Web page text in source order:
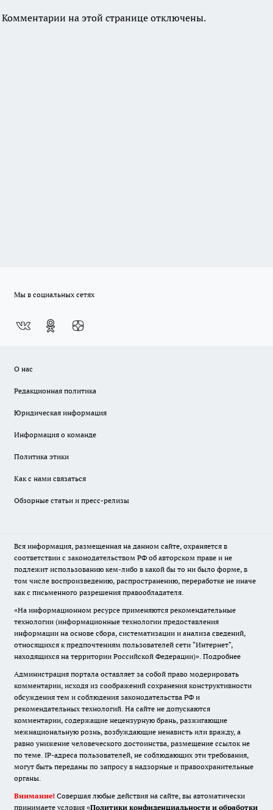
Комментарии на этой странице отключены.
Мы в социальных сетях
О нас
Редакционная политика
Юридическая информация
Информация о команде
Политика этики
Как с нами связаться
Обзорные статьи и пресс-релизы
Вся информация, размещенная на данном сайте, охраняется в
соответствии с законодательством РФ об авторском праве и не
подлежит использованию кем-либо в какой бы то ни было форме, в
том числе воспроизведению, распространению, переработке не иначе
как с письменного разрешения правообладателя.
«На информационном ресурсе применяются рекомендательные
технологии (информационные технологии предоставления
информации на основе сбора, систематизации и анализа сведений,
относящихся к предпочтениям пользователей сети "Интернет",
находящихся на территории Российской Федерации)». Подробнее
Администрация портала оставляет за собой право модерировать
комментарии, исходя из соображений сохранения конструктивности
обсуждения тем и соблюдения законодательства РФ и
рекомендательных технологий. На сайте не допускаются
комментарии, содержащие нецензурную брань, разжигающие
межнациональную рознь, возбуждающие ненависть или вражду, а
равно унижение человеческого достоинства, размещение ссылок не
по теме. IP-адреса пользователей, не соблюдающих эти требования,
могут быть переданы по запросу в надзорные и правоохранительные
органы.
Внимание! Совершая любые действия на сайте, вы автоматически
принимаете условия «Политики конфиденциальности и обработки